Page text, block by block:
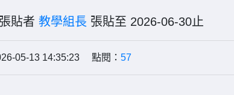
貼者 教學組長 張貼至 2026-06-30止
05-13 14:35:23 點閱： 57